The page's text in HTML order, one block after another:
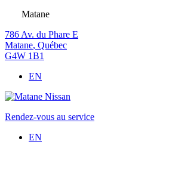
Matane
786 Av. du Phare E
Matane, Québec
G4W 1B1
EN
Rendez-vous au service
EN